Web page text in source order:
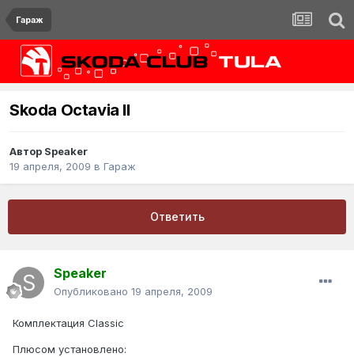
Гараж
Skoda Octavia II
Автор Speaker
19 апреля, 2009 в Гараж
Ответить
Speaker
Опубликовано 19 апреля, 2009
Комплектация Classic
Плюсом установлено: